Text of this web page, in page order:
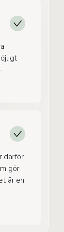
därför
gör
är en